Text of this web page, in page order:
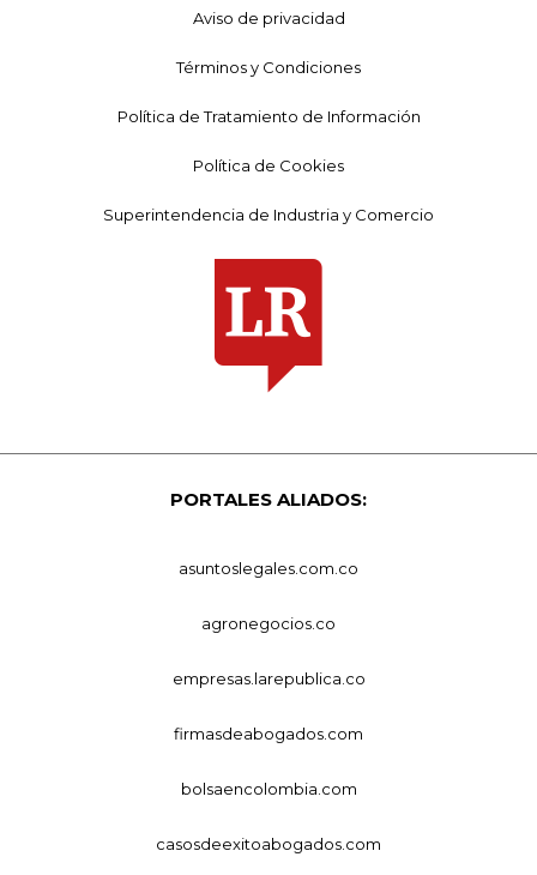
Aviso de privacidad
Términos y Condiciones
Política de Tratamiento de Información
Política de Cookies
Superintendencia de Industria y Comercio
PORTALES ALIADOS:
asuntoslegales.com.co
agronegocios.co
empresas.larepublica.co
firmasdeabogados.com
bolsaencolombia.com
casosdeexitoabogados.com